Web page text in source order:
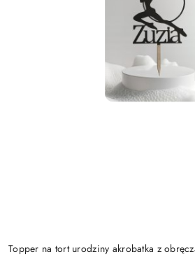
Topper na tort urodziny akrobatka z